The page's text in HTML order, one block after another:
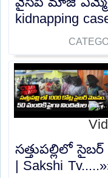
kidnapping
సత్తుపల్లిలో సైబర్
| Sakshi